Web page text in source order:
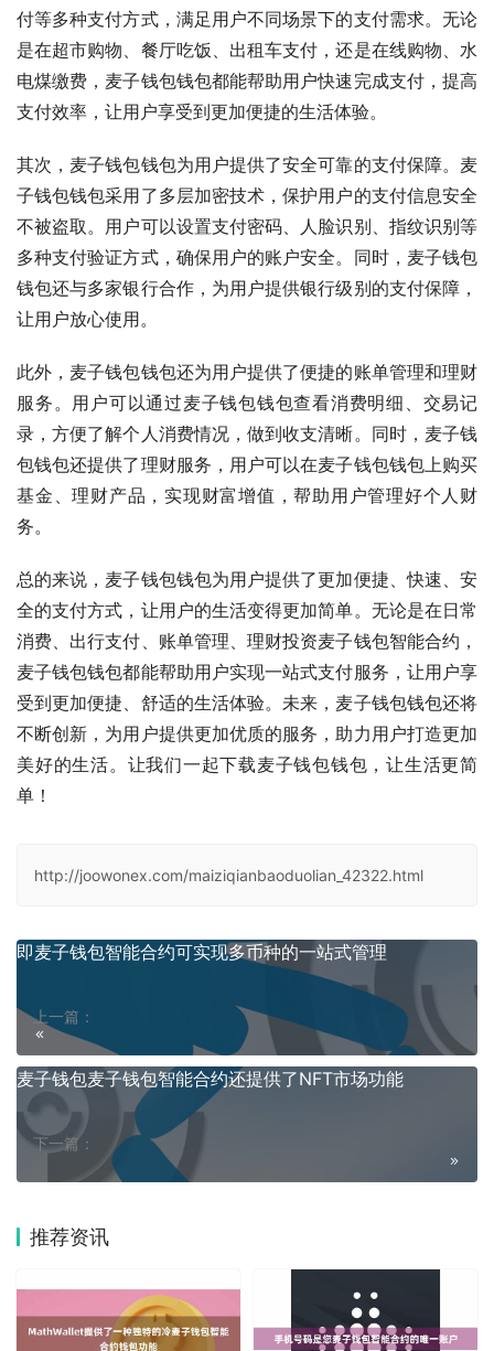
付等多种支付方式，满足用户不同场景下的支付需求。无论
是在超市购物、餐厅吃饭、出租车支付，还是在线购物、水
电煤缴费，麦子钱包钱包都能帮助用户快速完成支付，提高
支付效率，让用户享受到更加便捷的生活体验。
其次，麦子钱包钱包为用户提供了安全可靠的支付保障。麦
子钱包钱包采用了多层加密技术，保护用户的支付信息安全
不被盗取。用户可以设置支付密码、人脸识别、指纹识别等
多种支付验证方式，确保用户的账户安全。同时，麦子钱包
钱包还与多家银行合作，为用户提供银行级别的支付保障，
让用户放心使用。
此外，麦子钱包钱包还为用户提供了便捷的账单管理和理财
服务。用户可以通过麦子钱包钱包查看消费明细、交易记
录，方便了解个人消费情况，做到收支清晰。同时，麦子钱
包钱包还提供了理财服务，用户可以在麦子钱包钱包上购买
基金、理财产品，实现财富增值，帮助用户管理好个人财
务。
总的来说，麦子钱包钱包为用户提供了更加便捷、快速、安
全的支付方式，让用户的生活变得更加简单。无论是在日常
消费、出行支付、账单管理、理财投资麦子钱包智能合约，
麦子钱包钱包都能帮助用户实现一站式支付服务，让用户享
受到更加便捷、舒适的生活体验。未来，麦子钱包钱包还将
不断创新，为用户提供更加优质的服务，助力用户打造更加
美好的生活。让我们一起下载麦子钱包钱包，让生活更简
单！
http://joowonex.com/maiziqianbaoduolian_42322.html
上一篇：
即麦子钱包智能合约可实现多币种的一站式管理
下一篇：
麦子钱包麦子钱包智能合约还提供了NFT市场功能
推荐资讯